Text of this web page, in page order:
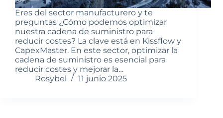
Eres del sector manufacturero y te
preguntas ¿Cómo podemos optimizar
nuestra cadena de suministro para
reducir costes? La clave está en Kissflow y
CapexMaster. En este sector, optimizar la
cadena de suministro es esencial para
reducir costes y mejorar la…
Rosybel
11 junio 2025